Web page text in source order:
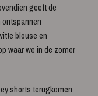
geeft de
blouse en
waar we in de zomer
shorts terugkomen